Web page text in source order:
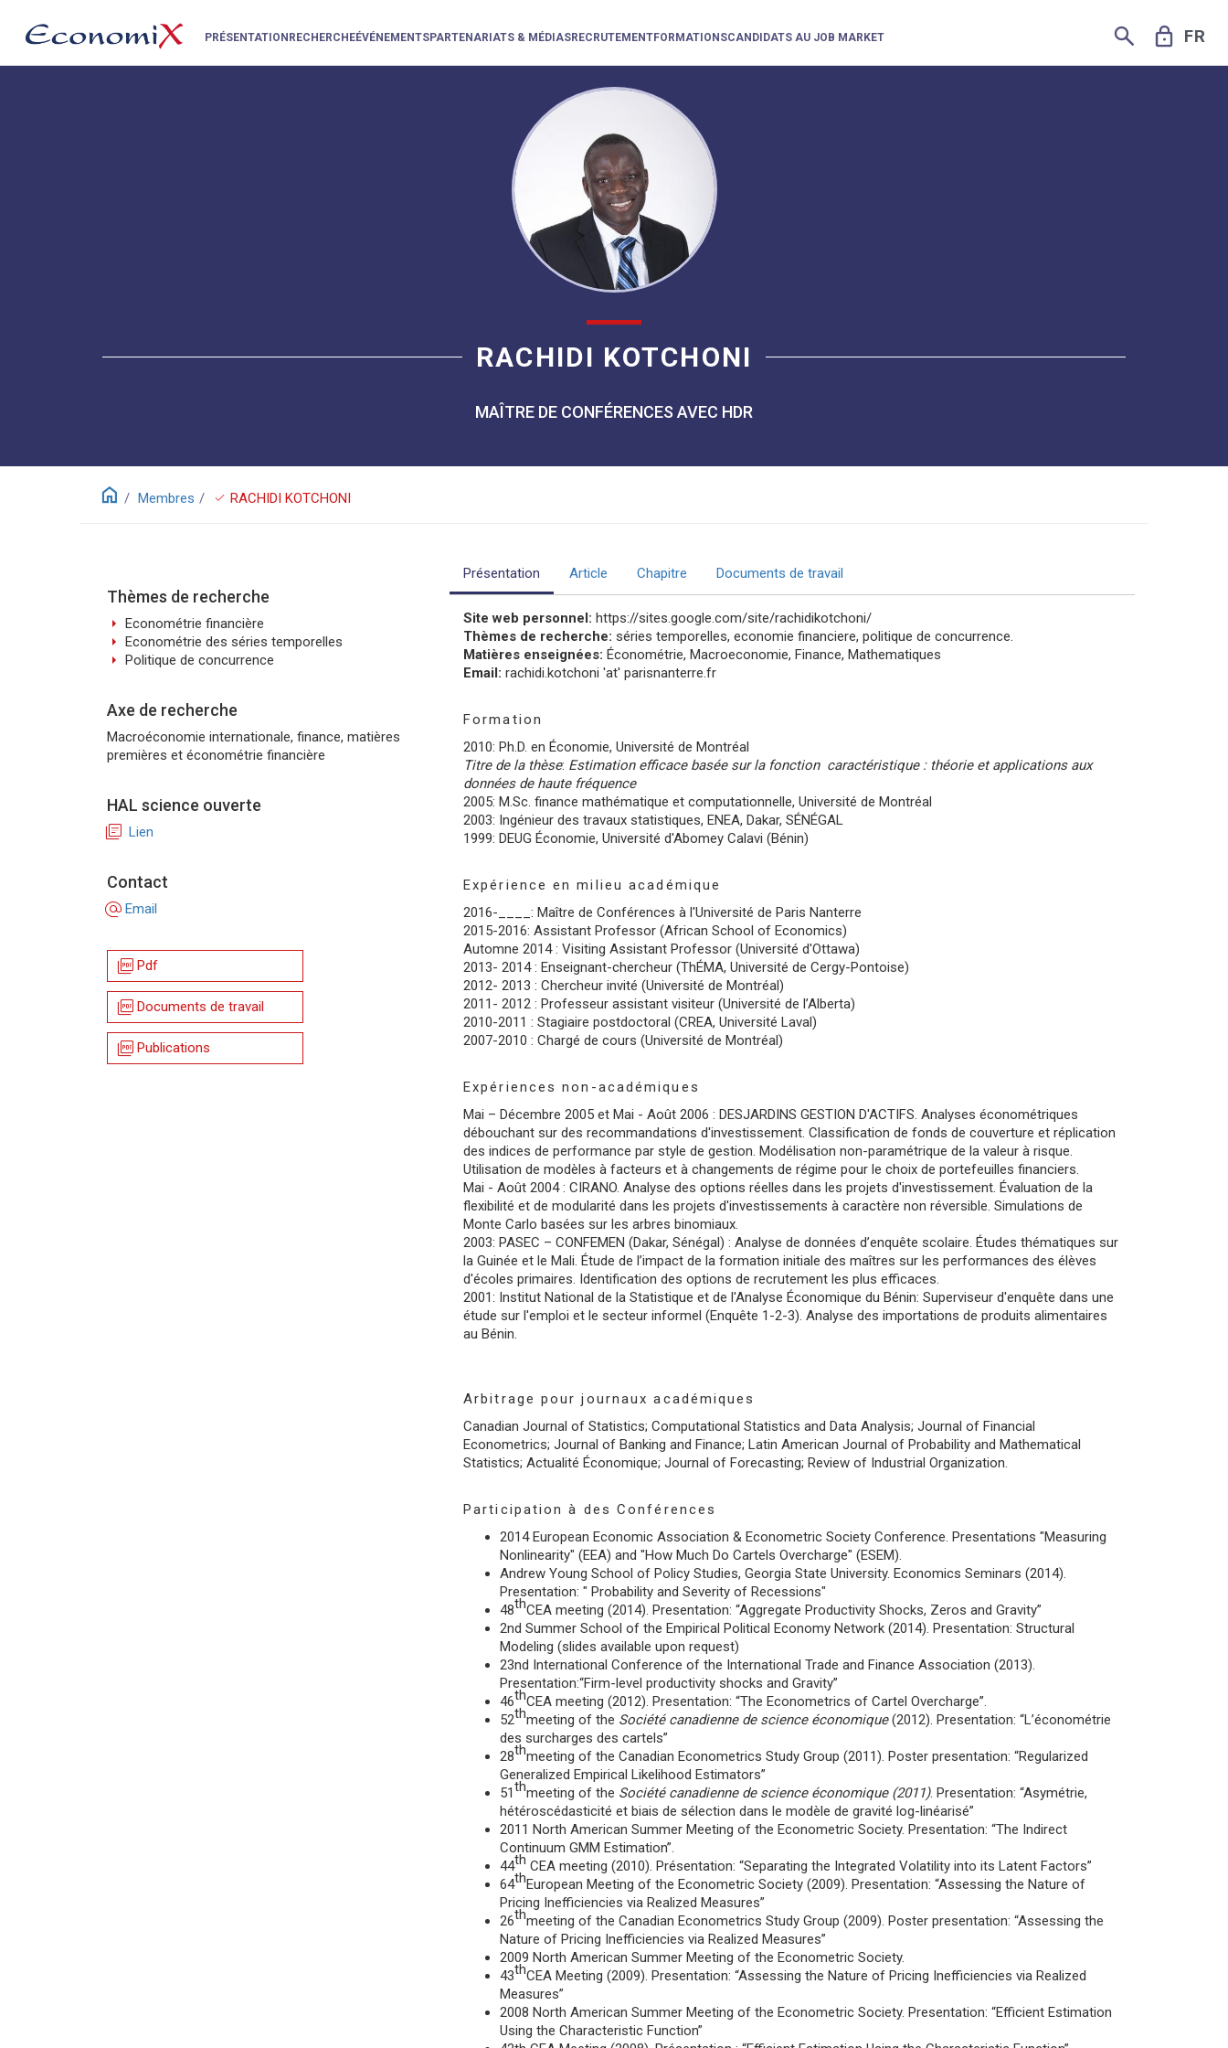
PRÉSENTATIONRECHERCHEÉVÉNEMENTSPARTENARIATS & MÉDIASRECRUTEMENTFORMATIONSCANDIDATS AU JOB MARKET SEARCH LOCK FR
RACHIDI KOTCHONI
MAÎTRE DE CONFÉRENCES AVEC HDR
home Membres check RACHIDI KOTCHONI
Thèmes de recherche
arrow_right Econométrie financière
arrow_right Econométrie des séries temporelles
arrow_right Politique de concurrence
Axe de recherche
Macroéconomie internationale, finance, matières
premières et économétrie financière
HAL science ouverte
library_books Lien
Contact
alternate_email Email
picture_as_pdf Pdf
picture_as_pdf Documents de travail
picture_as_pdf Publications
Présentation Article Chapitre Documents de travail
Site web personnel: https://sites.google.com/site/rachidikotchoni/
Thèmes de recherche: séries temporelles, economie financiere, politique de concurrence.
Matières enseignées: Économétrie, Macroeconomie, Finance, Mathematiques
Email: rachidi.kotchoni 'at' parisnanterre.fr
Formation
2010: Ph.D. en Économie, Université de Montréal
Titre de la thèse: Estimation efficace basée sur la fonction caractéristique : théorie et applications aux
données de haute fréquence
2005: M.Sc. finance mathématique et computationnelle, Université de Montréal
2003: Ingénieur des travaux statistiques, ENEA, Dakar, SÉNÉGAL
1999: DEUG Économie, Université d'Abomey Calavi (Bénin)
Expérience en milieu académique
2016-____: Maître de Conférences à l'Université de Paris Nanterre
2015-2016: Assistant Professor (African School of Economics)
Automne 2014 : Visiting Assistant Professor (Université d'Ottawa)
2013- 2014 : Enseignant-chercheur (ThÉMA, Université de Cergy-Pontoise)
2012- 2013 : Chercheur invité (Université de Montréal)
2011- 2012 : Professeur assistant visiteur (Université de l’Alberta)
2010-2011 : Stagiaire postdoctoral (CREA, Université Laval)
2007-2010 : Chargé de cours (Université de Montréal)
Expériences non-académiques
Mai – Décembre 2005 et Mai - Août 2006 : DESJARDINS GESTION D'ACTIFS. Analyses économétriques
débouchant sur des recommandations d'investissement. Classification de fonds de couverture et réplication
des indices de performance par style de gestion. Modélisation non-paramétrique de la valeur à risque.
Utilisation de modèles à facteurs et à changements de régime pour le choix de portefeuilles financiers.
Mai - Août 2004 : CIRANO. Analyse des options réelles dans les projets d'investissement. Évaluation de la
flexibilité et de modularité dans les projets d'investissements à caractère non réversible. Simulations de
Monte Carlo basées sur les arbres binomiaux.
2003: PASEC – CONFEMEN (Dakar, Sénégal) : Analyse de données d’enquête scolaire. Études thématiques sur
la Guinée et le Mali. Étude de l’impact de la formation initiale des maîtres sur les performances des élèves
d'écoles primaires. Identification des options de recrutement les plus efficaces.
2001: Institut National de la Statistique et de l'Analyse Économique du Bénin: Superviseur d'enquête dans une
étude sur l'emploi et le secteur informel (Enquête 1-2-3). Analyse des importations de produits alimentaires
au Bénin.
Arbitrage pour journaux académiques
Canadian Journal of Statistics; Computational Statistics and Data Analysis; Journal of Financial
Econometrics; Journal of Banking and Finance; Latin American Journal of Probability and Mathematical
Statistics; Actualité Économique; Journal of Forecasting; Review of Industrial Organization.
Participation à des Conférences
2014 European Economic Association & Econometric Society Conference. Presentations "Measuring
Nonlinearity" (EEA) and "How Much Do Cartels Overcharge" (ESEM).
Andrew Young School of Policy Studies, Georgia State University. Economics Seminars (2014).
Presentation: " Probability and Severity of Recessions"
48thCEA meeting (2014). Presentation: “Aggregate Productivity Shocks, Zeros and Gravity”
2nd Summer School of the Empirical Political Economy Network (2014). Presentation: Structural
Modeling (slides available upon request)
23nd International Conference of the International Trade and Finance Association (2013).
Presentation:“Firm-level productivity shocks and Gravity”
46thCEA meeting (2012). Presentation: “The Econometrics of Cartel Overcharge”.
52thmeeting of the Société canadienne de science économique(2012). Presentation: “L’économétrie
des surcharges des cartels”
28thmeeting of the Canadian Econometrics Study Group (2011). Poster presentation: “Regularized
Generalized Empirical Likelihood Estimators”
51thmeeting of the Société canadienne de science économique (2011). Presentation: “Asymétrie,
hétéroscédasticité et biais de sélection dans le modèle de gravité log-linéarisé”
2011 North American Summer Meeting of the Econometric Society. Presentation: “The Indirect
Continuum GMM Estimation”.
44th CEA meeting (2010). Présentation: “Separating the Integrated Volatility into its Latent Factors”
64thEuropean Meeting of the Econometric Society (2009). Presentation: “Assessing the Nature of
Pricing Inefficiencies via Realized Measures”
26thmeeting of the Canadian Econometrics Study Group (2009). Poster presentation: “Assessing the
Nature of Pricing Inefficiencies via Realized Measures”
2009 North American Summer Meeting of the Econometric Society.
43thCEA Meeting (2009). Presentation: “Assessing the Nature of Pricing Inefficiencies via Realized
Measures”
2008 North American Summer Meeting of the Econometric Society. Presentation: “Efficient Estimation
Using the Characteristic Function”